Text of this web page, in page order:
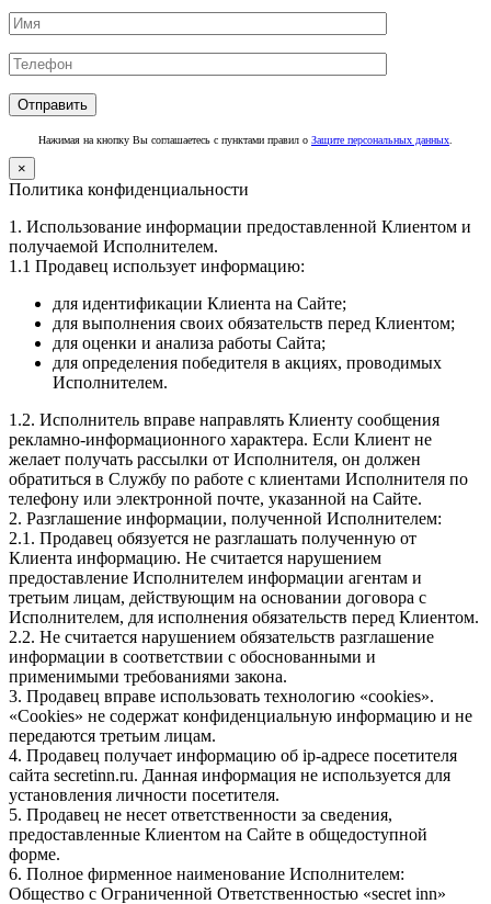
Нажимая на кнопку Вы соглашаетесь с пунктами правил о Защите персональных данных
×
Политика конфиденциальности
1. Использование информации предоставленной Клиентом и
получаемой Исполнителем.
1.1 Продавец использует информацию:
для идентификации Клиента на Сайте;
для выполнения своих обязательств перед Клиентом;
для оценки и анализа работы Сайта;
для определения победителя в акциях, проводимых
Исполнителем.
1.2. Исполнитель вправе направлять Клиенту сообщения
рекламно-информационного характера. Если Клиент не
желает получать рассылки от Исполнителя, он должен
обратиться в Службу по работе с клиентами Исполнителя по
телефону или электронной почте, указанной на Сайте.
2. Разглашение информации, полученной Исполнителем:
2.1. Продавец обязуется не разглашать полученную от
Клиента информацию. Не считается нарушением
предоставление Исполнителем информации агентам и
третьим лицам, действующим на основании договора с
Исполнителем, для исполнения обязательств перед Клиентом.
2.2. Не считается нарушением обязательств разглашение
информации в соответствии с обоснованными и
применимыми требованиями закона.
3. Продавец вправе использовать технологию «cookies».
«Cookies» не содержат конфиденциальную информацию и не
передаются третьим лицам.
4. Продавец получает информацию об ip-адресе посетителя
сайта secretinn.ru. Данная информация не используется для
установления личности посетителя.
5. Продавец не несет ответственности за сведения,
предоставленные Клиентом на Сайте в общедоступной
форме.
6. Полное фирменное наименование Исполнителем:
Общество с Ограниченной Ответственностью «secret inn»